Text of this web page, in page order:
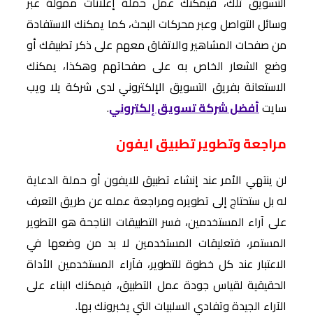
وسائل التواصل وعبر محركات البحث، كما يمكنك الاستفادة
من صفحات المشاهير والاتفاق معهم على ذكر تطبيقك أو
وضع الشعار الخاص به على صفحاتهم وهكذا، يمكنك
الاستعانة بفريق التسويق الإلكتروني لدى شركة يلا ويب
سايتأفضل شركة تسويق إلكتروني.
مراجعة وتطوير تطبيق ايفون
لن ينتهي الأمر عند إنشاء تطبيق للايفون أو حملة الدعاية
له بل ستحتاج إلى تطويره ومراجعة عمله عن طريق التعرف
على آراء المستخدمين، فسر التطبيقات الناجحة هو التطوير
المستمر، فتعليقات المستخدمين لا بد من وضعها في
الاعتبار عند كل خطوة للتطوير، فآراء المستخدمين الأداة
الحقيقية لقياس جودة عمل التطبيق، فيمكنك البناء على
الآراء الجيدة وتفادي السلبيات التي يخبرونك بها.